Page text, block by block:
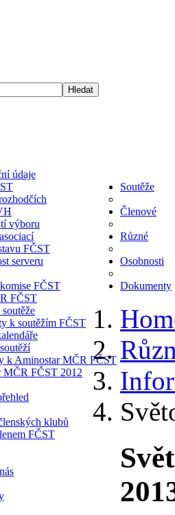
údaje
výboru
FČST
serveru
FČST
FČST
Soutěže
k soutěžím FČST
k Aminostar MČR FČST
MČR FČST 2012
Členové
klubů
FČST
Různé
Osobnosti
Dokumenty